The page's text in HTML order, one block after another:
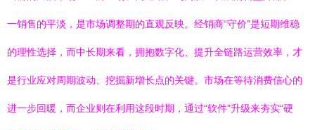
一销售的平淡，是市场调整期的直观反映。经销商“守价”是短期维稳
的理性选择，而中长期来看，拥抱数字化、提升全链路运营效率，才
是行业应对周期波动、挖掘新增长点的关键。市场在等待消费信心的
进一步回暖，而企业则在利用这段时期，通过“软件”升级来夯实“硬